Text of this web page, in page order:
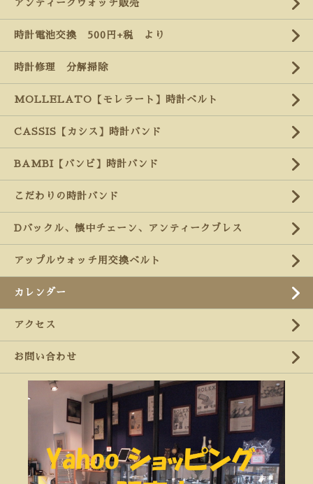
アンティークウォッチ販売
時計電池交換 500円+税 より
時計修理 分解掃除
MOLLELATO【モレラート】時計ベルト
CASSIS【カシス】時計バンド
BAMBI【バンビ】時計バンド
こだわりの時計バンド
Dバックル、懐中チェーン、アンティークブレス
アップルウォッチ用交換ベルト
カレンダー
アクセス
お問い合わせ